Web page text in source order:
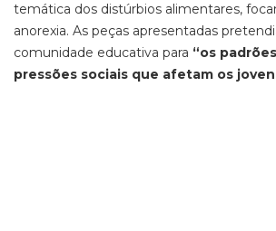
temática dos distúrbios alimentares,
anorexia. As peças apresentadas
comunidade educativa para “os
pressões sociais que afetam os